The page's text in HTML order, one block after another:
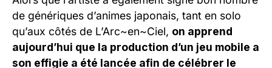
de génériques d’animes japonais, tant en solo
qu’aux côtés de L’Arc~en~Ciel, on apprend
aujourd’hui que la production d’un jeu mobile a
son effigie a été lancée afin de célébrer le